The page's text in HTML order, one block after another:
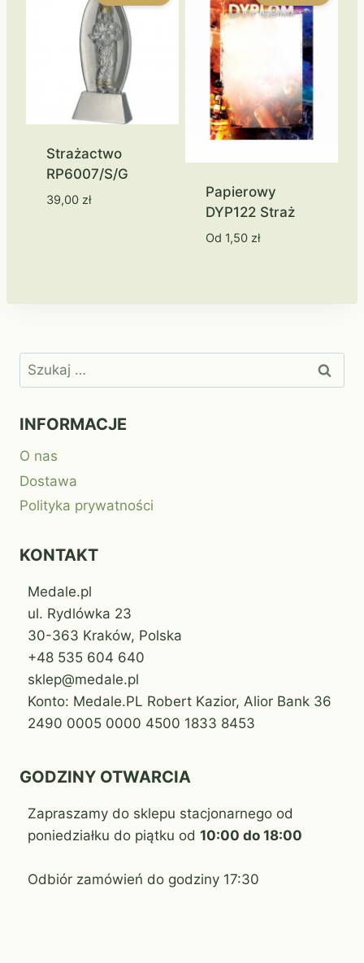
Strażactwo
RP6007/S/G
39,00 zł
Papierowy
DYP122 Straż
Od 1,50 zł
Szukaj:
INFORMACJE
O nas
Dostawa
Polityka prywatności
KONTAKT
Medale.pl
ul. Rydlówka 23
30-363 Kraków, Polska
+48 535 604 640
sklep@medale.pl
Konto: Medale.PL Robert Kazior, Alior Bank 36
2490 0005 0000 4500 1833 8453
GODZINY OTWARCIA
Zapraszamy do sklepu stacjonarnego od
poniedziałku do piątku od 10:00 do 18:00
Odbiór zamówień do godziny 17:30